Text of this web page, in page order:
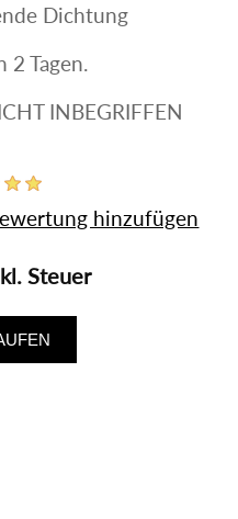
Dichtung
Tagen.
INBEGRIFFEN
hinzufügen
Steuer